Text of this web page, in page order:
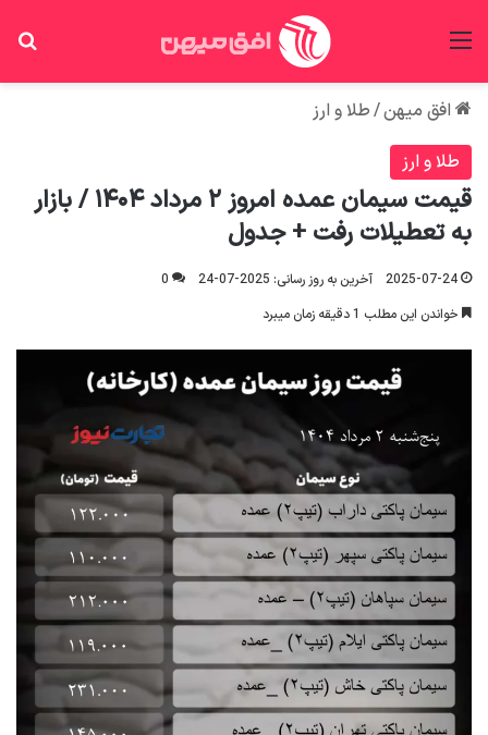
افق میهن/طلا و ارز
طلا و ارز
قیمت سیمان عمده امروز ۲ مرداد ۱۴۰۴ / بازار
به تعطیلات رفت + جدول
2025-07-24 آخرین به روز رسانی: 2025-07-24
0
خواندن این مطلب 1 دقیقه زمان میبرد